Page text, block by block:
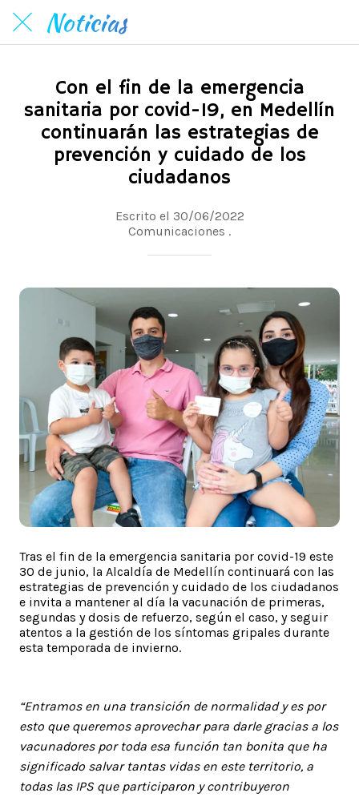
Noticias
Con el fin de la emergencia
sanitaria por covid-19, en Medellín
continuarán las estrategias de
prevención y cuidado de los
ciudadanos
Escrito el 30/06/2022
Comunicaciones .
Tras el fin de la emergencia sanitaria por covid-19 este
30 de junio, la Alcaldía de Medellín continuará con las
estrategias de prevención y cuidado de los ciudadanos
e invita a mantener al día la vacunación de primeras,
segundas y dosis de refuerzo, según el caso, y seguir
atentos a la gestión de los síntomas gripales durante
esta temporada de invierno.
“Entramos en una transición de normalidad y es por
esto que queremos aprovechar para darle gracias a los
vacunadores por toda esa función tan bonita que ha
significado salvar tantas vidas en este territorio, a
todas las IPS que participaron y contribuyeron